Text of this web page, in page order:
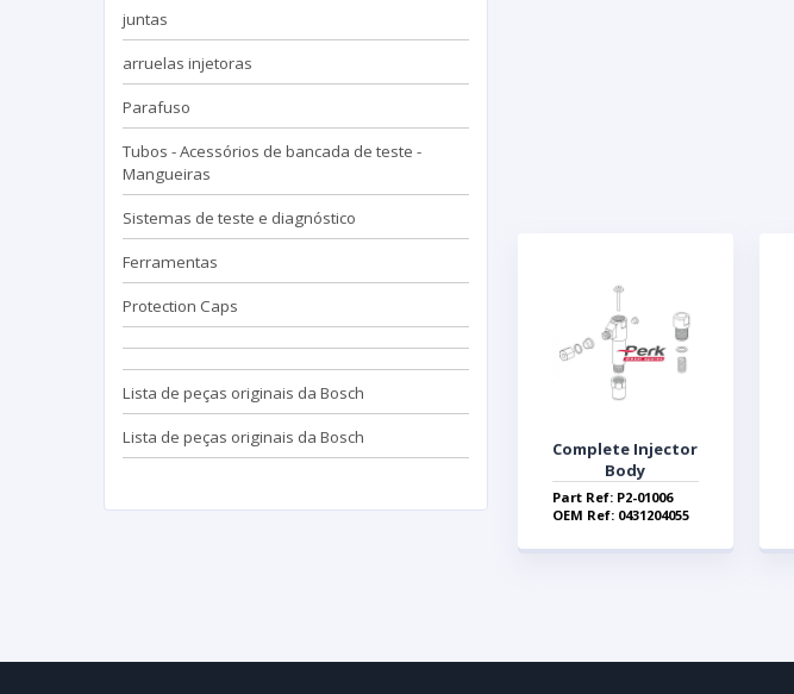
juntas
arruelas injetoras
Parafuso
Tubos - Acessórios de bancada de teste -
Mangueiras
Sistemas de teste e diagnóstico
Ferramentas
Protection Caps
Lista de peças originais da Bosch
Lista de peças originais da Bosch
Complete Injector
Body
Part Ref: P2-01006
OEM Ref: 0431204055